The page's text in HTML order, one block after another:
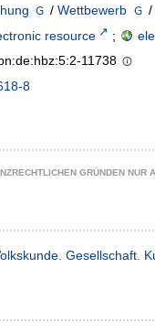
/ Wettbewerb /
resource ;
11738
8
GRÜNDEN NUR
Gesellschaft.